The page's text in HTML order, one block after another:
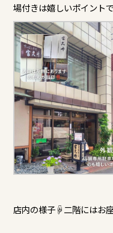
場付きは嬉しいポイント
店内の様子☟二階にはお座